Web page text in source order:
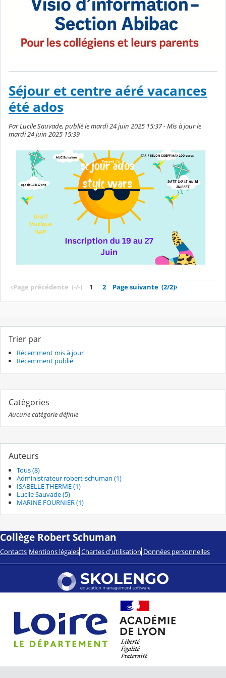
Séjour et centre aéré vacances
été ados
Par Lucile Sauvade, publié le mardi 24 juin 2025 15:37 - Mis à jour le
mardi 24 juin 2025 15:39
‹Page précédente (-/-) 1 2 Page suivante (2/2)›
Trier par
Récemment mis à jour
Récemment publié
Catégories
Aucune catégorie définie
Auteurs
Tous (8)
Administrateur robert-schuman (1)
ISABELLE THERME (1)
Lucile Sauvade (5)
MARINE FOURNIER (1)
Collège Robert Schuman
Contacts Mentions légales Chartes d'utilisation Données personnelles